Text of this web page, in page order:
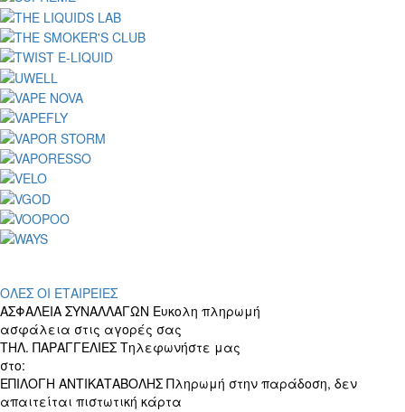
ΟΛΕΣ ΟΙ ΕΤΑΙΡΕΙΕΣ
ΑΣΦΑΛΕΙΑ ΣΥΝΑΛΛΑΓΩΝ Ευκολη πληρωμή
ασφάλεια στις αγορές σας
ΤΗΛ. ΠΑΡΑΓΓΕΛΙΕΣ Τηλεφωνήστε μας
στο:
ΕΠΙΛΟΓΗ ΑΝΤΙΚΑΤΑΒΟΛΗΣ Πληρωμή στην παράδοση, δεν
απαιτείται πιστωτική κάρτα